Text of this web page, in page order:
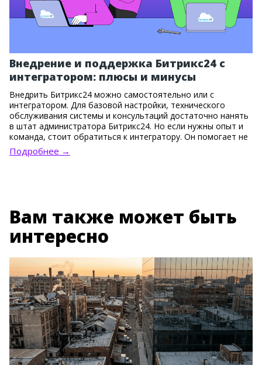
Внедрение и поддержка Битрикс24 с
интегратором: плюсы и минусы
Внедрить Битрикс24 можно самостоятельно или с
интегратором. Для базовой настройки, технического
обслуживания системы и консультаций достаточно нанять
в штат администратора Битрикс24. Но если нужны опыт и
команда, стоит обратиться к интегратору. Он помогает не
только установить систему, но и правильно выстроить
бизнес-процессы, настроить сложные связки инструментов
Подробнее →
Вам также может быть
интересно